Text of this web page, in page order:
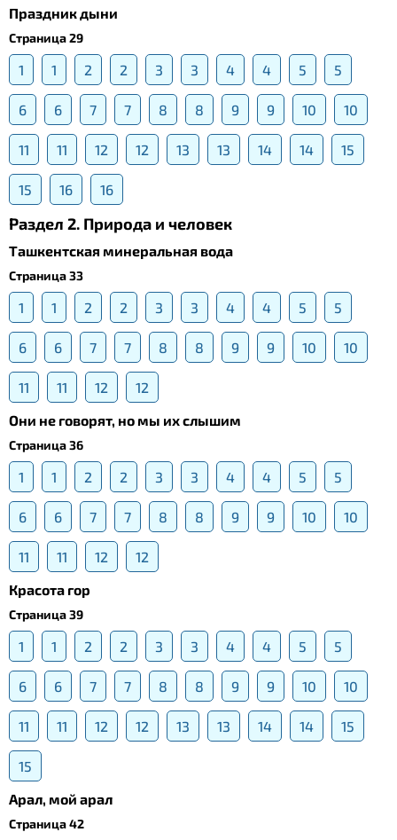
Праздник дыни
Страница 29
1 1 2 2 3 3 4 4 5 5
6 6 7 7 8 8 9 9 10 10
11 11 12 12 13 13 14 14 15
15 16 16
Раздел 2. Природа и человек
Ташкентская минеральная вода
Страница 33
1 1 2 2 3 3 4 4 5 5
6 6 7 7 8 8 9 9 10 10
11 11 12
12
Они не говорят, но мы их слышим
Страница 36
1 1 2 2 3 3 4 4 5 5
6 6 7 7 8 8 9 9 10 10
11 11 12
12
Красота гор
Страница 39
1 1 2 2 3 3 4 4 5 5
6 6 7 7 8 8 9 9 10 10
11 11 12 12 13 13 14 14 15
15
Арал, мой арал
Страница 42